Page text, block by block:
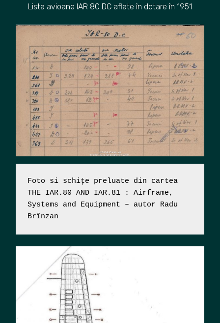
Lista avioane IAR 80 DC aflate în dotare în 1951
Foto si schițe preluate din cartea
THE IAR.80 AND IAR.81 : Airframe,
Systems and Equipment – autor Radu
Brînzan